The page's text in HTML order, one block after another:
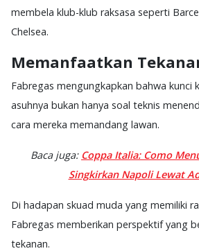
membela klub-klub raksasa seperti
Chelsea.
Memanfaatkan
Fabregas mengungkapkan bahwa kunci
asuhnya bukan hanya soal teknis
cara mereka memandang lawan.
Baca juga: Coppa Italia: Como
Singkirkan Napoli Lewat
Di hadapan skuad muda yang memiliki
Fabregas memberikan perspektif yang
tekanan.